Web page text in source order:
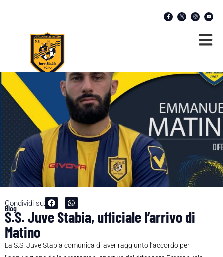
Condividi su:
Blog
S.S. Juve Stabia, ufficiale l’arrivo di
Matino
La S.S. Juve Stabia comunica di aver raggiunto l’accordo per